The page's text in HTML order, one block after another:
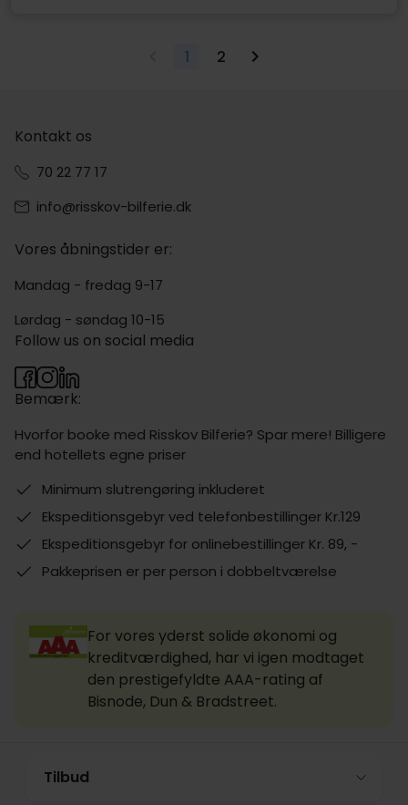
1 2
Kontakt os
70 22 77 17
info@risskov-bilferie.dk
Vores åbningstider er:
Mandag - fredag 9-17
Lørdag - søndag 10-15
Bemærk:
Hvorfor booke med Risskov Bilferie? Spar mere! Billigere
end hotellets egne priser
Minimum slutrengøring inkluderet
Ekspeditionsgebyr ved telefonbestillinger Kr.129
Ekspeditionsgebyr for onlinebestillinger Kr. 89, -
Pakkeprisen er per person i dobbeltværelse
Follow us on social media
For vores yderst solide økonomi og
kreditværdighed, har vi igen modtaget
den prestigefyldte AAA-rating af
Bisnode, Dun & Bradstreet.
Tilbud